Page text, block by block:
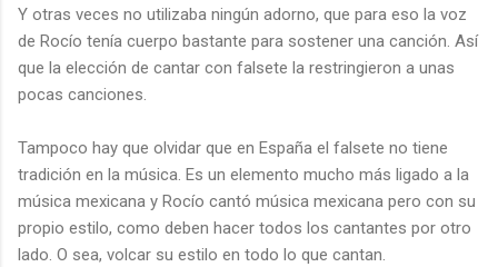
Y otras veces no utilizaba ningún adorno, que para eso la voz
de Rocío tenía cuerpo bastante para sostener una canción. Así
que la elección de cantar con falsete la restringieron a unas
pocas canciones.
Tampoco hay que olvidar que en España el falsete no tiene
tradición en la música. Es un elemento mucho más ligado a la
música mexicana y Rocío cantó música mexicana pero con su
propio estilo, como deben hacer todos los cantantes por otro
lado. O sea, volcar su estilo en todo lo que cantan.